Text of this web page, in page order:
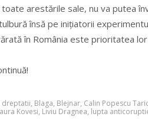
arestările sale, nu va putea
însă pe inițiatorii
în România este prioritatea
dreptatii, Blaga, Blejnar, Calin Popescu
Kovesi, Liviu Dragnea, lupta